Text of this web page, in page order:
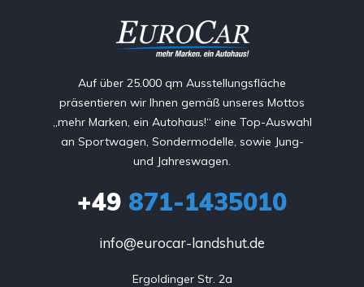
Auf über 25.000 qm Ausstellungsfläche
präsentieren wir Ihnen gemäß unseres Mottos
„mehr Marken, ein Autohaus!“ eine Top-Auswahl
an Sportwagen, Sondermodelle, sowie Jung-
und Jahreswagen.
+49 871-1435010
info@eurocar-landshut.de
Ergoldinger Str. 2a